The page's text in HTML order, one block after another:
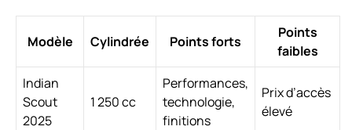
Modèle Cylindrée Points forts
Points
faibles
Indian
Scout
2025
1 250 cc
Performances,
technologie,
finitions
Prix d’accès
élevé